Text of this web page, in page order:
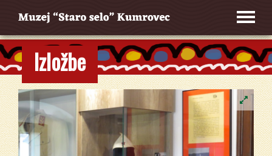
Izložbe